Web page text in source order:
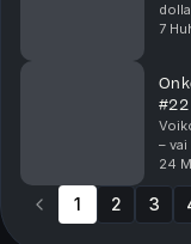
7
#22
–
24
1 2 3